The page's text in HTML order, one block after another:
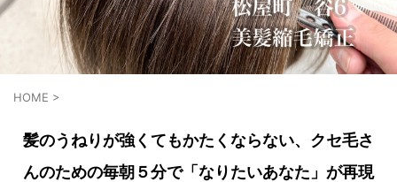
HOME >
髪のうねりが強くてもかたくならない、クセ毛さ
んのための毎朝５分で「なりたいあなた」が再現